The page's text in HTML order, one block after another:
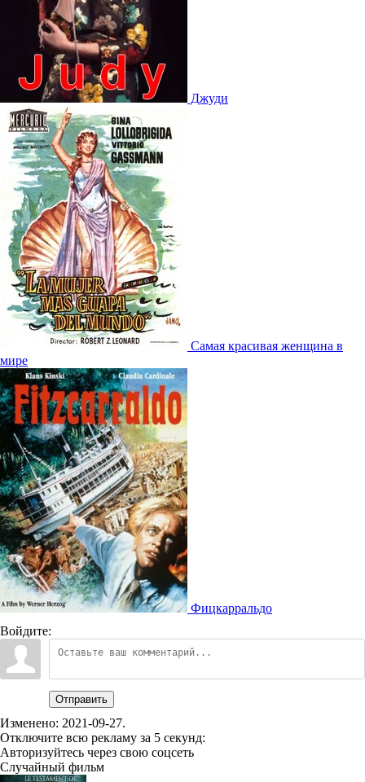
Джуди
Самая красивая женщина в
мире
Фицкарральдо
Войдите:
Отправить
Изменено: 2021-09-27.
Отключите всю рекламу за 5 секунд:
Авторизуйтесь через свою соцсеть
Случайный фильм